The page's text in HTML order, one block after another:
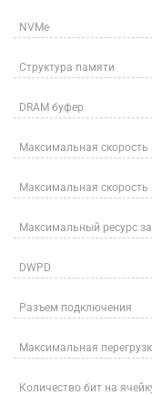
NVMe
Структура памяти
DRAM буфер
Максимальная скорость
Максимальная скорость
Максимальный ресурс
DWPD
Разъем подключения
Максимальная
Количество бит на